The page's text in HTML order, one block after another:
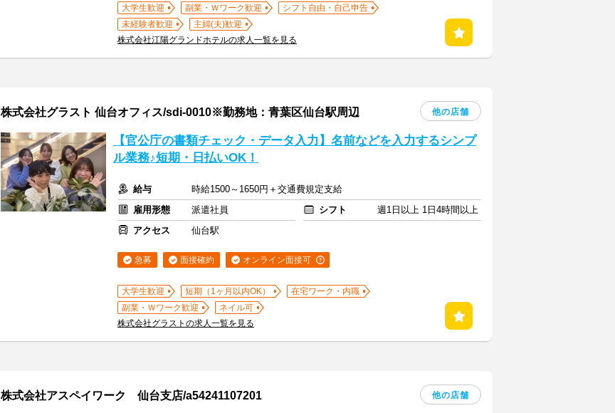
大学生歓迎 副業・Ｗワーク歓迎
シフト自由・自己申告
未経験者歓迎
主婦(夫)歓迎
株式会社江陽グランドホテルの求人一覧を見る
株式会社グラスト 仙台オフィス/sdi-0010※勤務地：青葉区仙台駅周辺 他の店舗
【官公庁の書類チェック・データ入力】名前などを入力するシンプ
ル業務♪短期・日払いOK！
給与
時給1500～1650円＋交通費規定支給
雇用形態
派遣社員 シフト
週1日以上 1日4時間以上
アクセス
仙台駅
急募 面接確約 オンライン面接可
大学生歓迎 短期（1ヶ月以内OK）
在宅ワーク・内職
副業・Ｗワーク歓迎
ネイル可
株式会社グラストの求人一覧を見る
株式会社アスペイワーク 仙台支店/a54241107201 他の店舗